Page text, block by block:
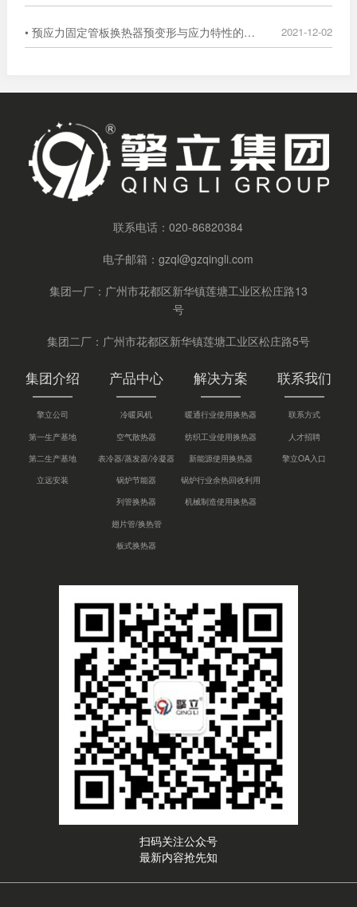
• 预应力固定管板换热器预变形与应力特性的数值分析 2021-12-02
联系电话：020-86820384
电子邮箱：gzql@gzqingli.com
集团一厂：广州市花都区新华镇莲塘工业区松庄路13
号
集团二厂：广州市花都区新华镇莲塘工业区松庄路5号
集团介绍
擎立公司
第一生产基地
第二生产基地
立远安装
产品中心
冷暖风机
空气散热器
表冷器/蒸发器/冷凝器
锅炉节能器
列管换热器
翅片管/换热管
板式换热器
解决方案
暖通行业使用换热器
纺织工业使用换热器
新能源使用换热器
锅炉行业余热回收利用
机械制造使用换热器
联系我们
联系方式
人才招聘
擎立OA入口
扫码关注公众号
最新内容抢先知